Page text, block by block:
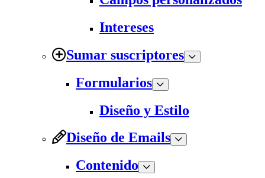
Intereses
Sumar suscriptores
Formularios
Diseño y Estilo
Diseño de Emails
Contenido